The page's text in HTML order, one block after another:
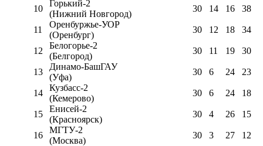
10
Горький-2
(Нижний Новгород)
30 14 16 38
11
Оренбуржье-УОР
(Оренбург)
30 12 18 34
12
Белогорье-2
(Белгород)
30 11 19 30
13
Динамо-БашГАУ
(Уфа)
30 6 24 23
14
Кузбасс-2
(Кемерово)
30 6 24 18
15
Енисей-2
(Красноярск)
30 4 26 15
16
МГТУ-2
(Москва)
30 3 27 12